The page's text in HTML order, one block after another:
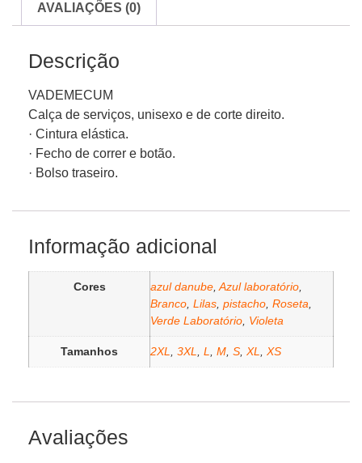
AVALIAÇÕES (0)
Descrição
VADEMECUM
Calça de serviços, unisexo e de corte direito.
· Cintura elástica.
· Fecho de correr e botão.
· Bolso traseiro.
Informação adicional
Cores azul danube Azul laboratório
Branco Lilas pistacho Roseta
Verde Laboratório Violeta
Tamanhos 2XL 3XL L M S XL XS
Avaliações